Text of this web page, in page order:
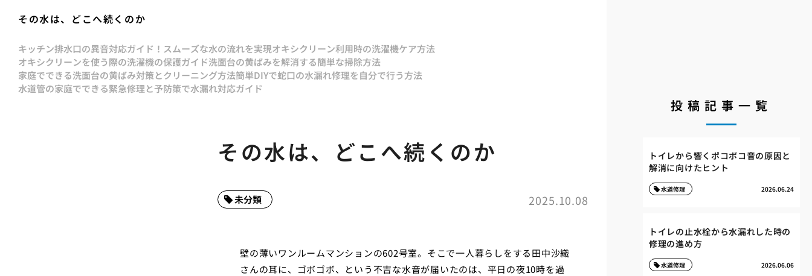
その水は、どこへ続くのか
キッチン排水口の異音対応ガイド！スムーズな水の流れを実現オキシクリーン利用時の洗濯機ケア方法
オキシクリーンを使う際の洗濯機の保護ガイド洗面台の黄ばみを解消する簡単な掃除方法
家庭でできる洗面台の黄ばみ対策とクリーニング方法簡単DIYで蛇口の水漏れ修理を自分で行う方法
水道管の家庭でできる緊急修理と予防策で水漏れ対応ガイド
その水は、どこへ続くのか
2025.10.08
未分類
壁の薄いワンルームマンションの602号室。そこで一人暮らしをする田中沙織
さんの耳に、ゴボゴボ、という不吉な水音が届いたのは、平日の夜10時を過
投稿記事一覧
トイレから響くポコポコ音の原因と
解消に向けたヒント
2026.06.24
水道修理
トイレの止水栓から水漏れした時の
修理の進め方
2026.06.06
水道修理